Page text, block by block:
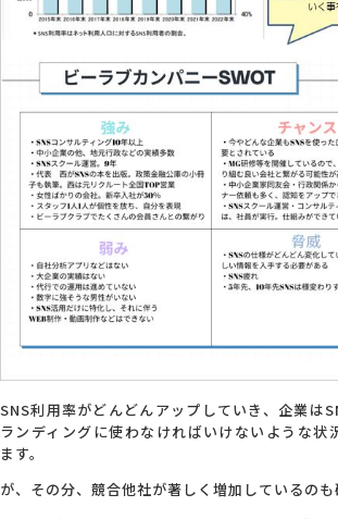
SNS利用率がどんどんアップしていき、企業は
ランディングに使わなければいけないような状
ます。
が、その分、競合他社が著しく増加しているのも